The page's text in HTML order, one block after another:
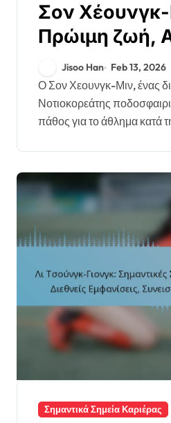
Σον
Πρώιμη ζωή,
καριέρας,
υπόβαθρο
Jisoo Han Feb 13, 2026
Ο Σον Χεουνγκ-Μιν, ένας διάσημος
Νοτιοκορεάτης
πάθος για το άθλημα κατά
Σημαντικά Σημεία Καριέρας